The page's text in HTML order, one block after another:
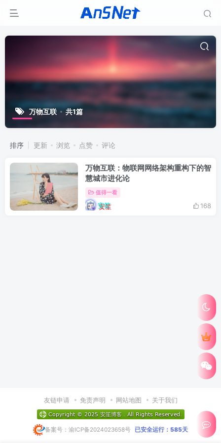
万物互联 共1篇
排序 更新 浏览 点赞 评论
万物互联：物联网网络架构重构下的智
慧城市进化论
值得一看
安笙 168
友链申请 免责声明 网站地图 关于我们
备案号：渝ICP备2024023658号 已安全运行：585天